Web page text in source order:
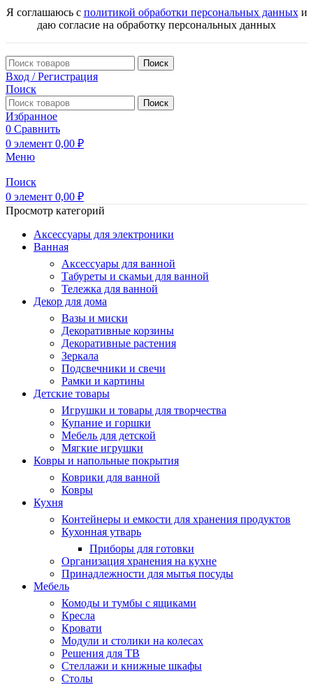
Я соглашаюсь с политикой обработки персональных данныхи
даю согласие на обработку персональных данных
Поиск
Вход / Регистрация
Поиск
Поиск
Избранное
0 Сравнить
0 элемент 0,00 ₽
Меню
Поиск
0 элемент 0,00 ₽
Просмотр категорий
Аксессуары для электроники
Ванная
Аксессуары для ванной
Табуреты и скамьи для ванной
Тележка для ванной
Декор для дома
Вазы и миски
Декоративные корзины
Декоративные растения
Зеркала
Подсвечники и свечи
Рамки и картины
Детские товары
Игрушки и товары для творчества
Купание и горшки
Мебель для детской
Мягкие игрушки
Ковры и напольные покрытия
Коврики для ванной
Ковры
Кухня
Контейнеры и емкости для хранения продуктов
Кухонная утварь
Приборы для готовки
Организация хранения на кухне
Принадлежности для мытья посуды
Мебель
Комоды и тумбы с ящиками
Кресла
Кровати
Модули и столики на колесах
Решения для ТВ
Стеллажи и книжные шкафы
Столы